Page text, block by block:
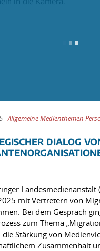
-Allgemeine Medienthemen
DIALOG
Landesmedienanstalt
mit Vertretern von
Bei dem Gespräch
zum Thema
die Stärkung von
Zusammenhalt